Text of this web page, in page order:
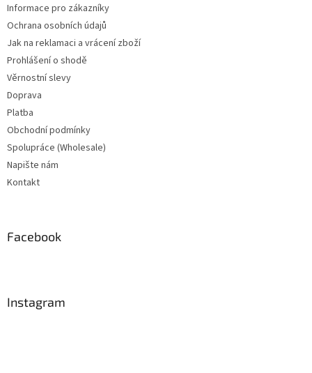
Informace pro zákazníky
Ochrana osobních údajů
Jak na reklamaci a vrácení zboží
Prohlášení o shodě
Věrnostní slevy
Doprava
Platba
Obchodní podmínky
Spolupráce (Wholesale)
Napište nám
Kontakt
Facebook
Instagram